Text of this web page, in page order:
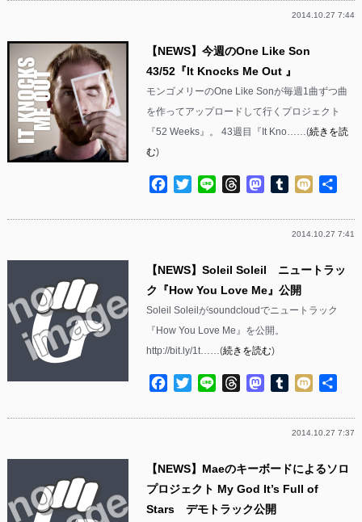
2014.10.27 7:44
【NEWS】今週のOne Like Son
43/52『It Knocks Me Out 』
モンゴメリーのOne Like Sonが毎週1曲ずつ曲
を作ってアップロードして行くプロジェクト
『52 Weeks』。 43週目『It Kno……(続きを読
む)
Facebook
TwitterLine ThreadsMastodon
Tumblr
Mixi
2014.10.27 7:41
【NEWS】Soleil Soleil ニュートラッ
ク『How You Love Me』公開
Soleil Soleilがsoundcloudでニュートラック
『How You Love Me』を公開。
http://bit.ly/1t……(続きを読む)
Facebook
TwitterLine ThreadsMastodon
Tumblr
Mixi
2014.10.27 7:37
【NEWS】Maeのキーボードによるソロ
プロジェクト My God It’s Full of
Stars デモトラック公開